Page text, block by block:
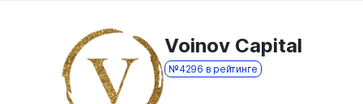
Voinov Capital
№4296 в рейтинге